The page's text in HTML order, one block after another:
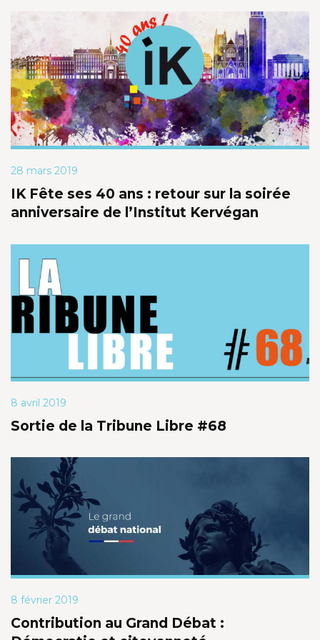
28 mars 2019
IK Fête ses 40 ans : retour sur la soirée
anniversaire de l’Institut Kervégan
8 avril 2019
Sortie de la Tribune Libre #68
8 février 2019
Contribution au Grand Débat :